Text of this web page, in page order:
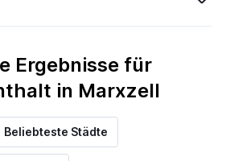
Ergebnisse für
in Marxzell
Beliebteste Städte